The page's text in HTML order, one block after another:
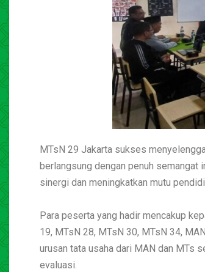
MTsN 29 Jakarta sukses
berlangsung dengan penuh semangat
sinergi dan meningkatkan mutu
Para peserta yang hadir mencakup
19, MTsN 28, MTsN 30, MTsN 34,
urusan tata usaha dari MAN dan MTs
evaluasi.